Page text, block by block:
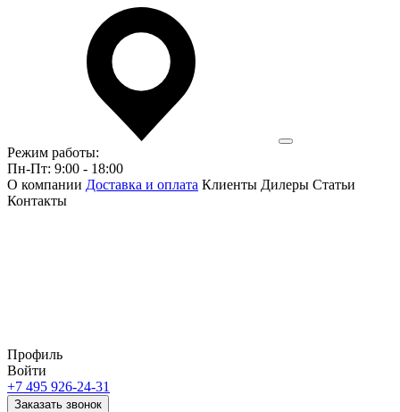
Режим работы:
Пн-Пт: 9:00 - 18:00
О компании Доставка и оплата Клиенты Дилеры Статьи
Контакты
Профиль
Войти
+7 495 926-24-31
Заказать звонок